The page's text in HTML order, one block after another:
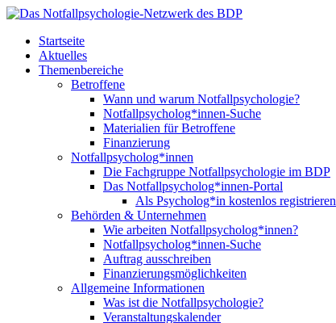
Startseite
Aktuelles
Themenbereiche
Betroffene
Wann und warum Notfallpsychologie?
Notfallpsycholog*innen-Suche
Materialien für Betroffene
Finanzierung
Notfallpsycholog*innen
Die Fachgruppe Notfallpsychologie im BDP
Das Notfallpsycholog*innen-Portal
Als Psycholog*in kostenlos registrieren
Behörden & Unternehmen
Wie arbeiten Notfallpsycholog*innen?
Notfallpsycholog*innen-Suche
Auftrag ausschreiben
Finanzierungsmöglichkeiten
Allgemeine Informationen
Was ist die Notfallpsychologie?
Veranstaltungskalender